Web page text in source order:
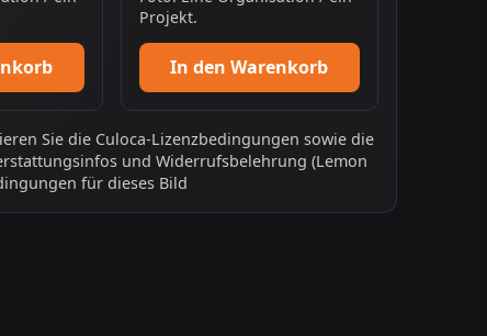
Projekt.
In den Warenkorb
Sie die Culoca-Lizenzbedingungen sowie die
und Widerrufsbelehrung (Lemon
für dieses Bild